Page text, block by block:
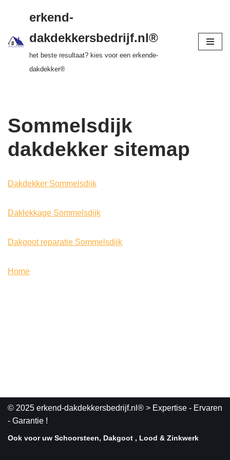
naar
inhoud
tot 20 jr garantie > SKEV erkend
erkend-
dakdekkersbedrijf.nl®
het beste resultaat? kies voor een erkende-
dakdekker®
Sommelsdijk
dakdekker sitemap
Dakdekker Sommelsdijk
Daklekkage Sommelsdijk
Dakgoot reparatie Sommelsdijk
Home
© 2025 erkend-dakdekkersbedrijf.nl® > Expertise - Ervaren
- Garantie !
Ook voor uw Schoorsteen, Dakgoot , Lood & Zinkwerk